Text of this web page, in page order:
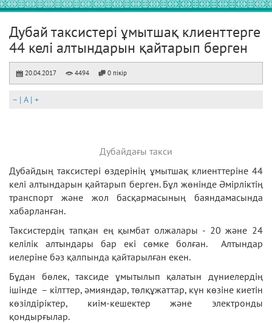
Дубай таксистері ұмытшақ клиенттерге
44 келі алтындарын қайтарып берген
20.04.2017 4494 0 пікір
– | A| +
Дубайдағы такси
Дубайдың таксистері өздерінің ұмытшақ клиенттеріне 44
келі алтындарын қайтарып берген. Бұл жөнінде Әмірліктің
транспорт және жол басқармасының баяндамасында
хабарланған.
Таксистердің тапқан ең қымбат олжалары - 20 және 24
келілік алтындары бар екі сөмке болған. Алтындар
иелеріне бәз қалпында қайтарылған екен.
Бұдан бөлек, таксиде ұмытылып қалатын дүниелердің
ішінде – кілттер, әмияндар, төлқұжаттар, күн көзіне киетін
көзілдіріктер, киім-кешектер және электронды
қондырғылар.